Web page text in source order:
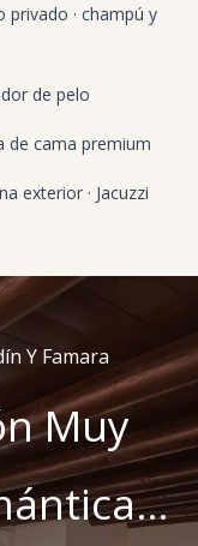
privado · champú y
de pelo
de cama premium
exterior · Jacuzzi
Y Famara
Muy